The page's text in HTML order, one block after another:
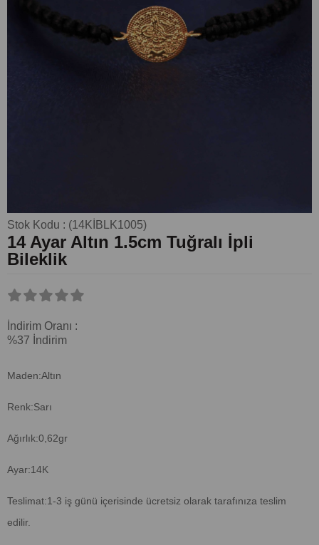
Stok Kodu (14KİBLK1005)
14 Ayar Altın 1.5cm Tuğralı İpli
Bileklik
İndirim Oranı :
%37 İndirim
Maden:Altın
Renk:Sarı
Ağırlık:0,62gr
Ayar:14K
Teslimat:1-3 iş günü içerisinde ücretsiz olarak tarafınıza teslim
edilir.